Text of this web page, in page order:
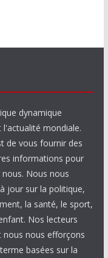
dynamique
l'actualité mondiale.
de vous fournir des
informations pour
Nous nous
jour sur la politique,
la santé, le sport,
Nos lecteurs
nous efforçons
basées sur la